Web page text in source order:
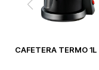
CAFETERA TERMO 1L